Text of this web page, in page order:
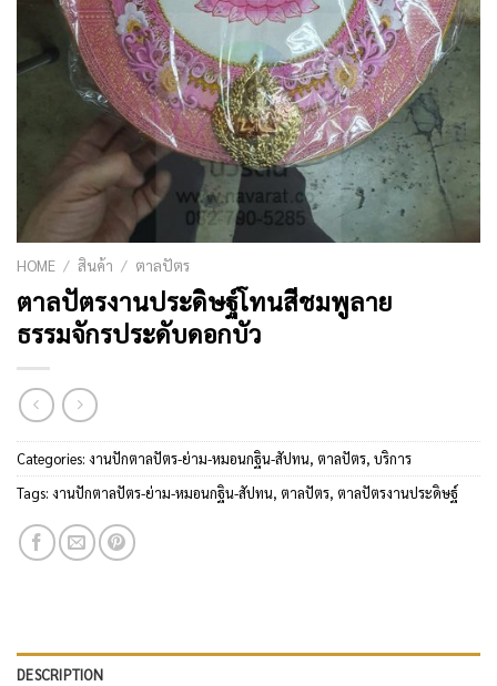
HOME / สินค้า / ตาลปัตร
ตาลปัตรงานประดิษฐ์โทนสีชมพูลาย
ธรรมจักรประดับดอกบัว
Categories: งานปักตาลปัตร-ย่าม-หมอนกฐิน-สัปทน, ตาลปัตร, บริการ
Tags: งานปักตาลปัตร-ย่าม-หมอนกฐิน-สัปทน, ตาลปัตร, ตาลปัตรงานประดิษฐ์
DESCRIPTION